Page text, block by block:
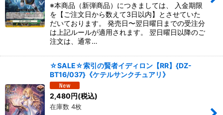
※本商品（新弾商品）につきましては、 入金期限
を【ご注文日から数えて3日以内】とさせていた
だいております。 発売日〜翌日曜日までの受注分
は上記ルールが適用されます。 翌日曜日以降のご
注文は、通常…
☆SALE☆索引の賢者イディロン【RR】{DZ-
BT16/037}《ケテルサンクチュアリ》
2,480円(税込)
在庫数 4枚